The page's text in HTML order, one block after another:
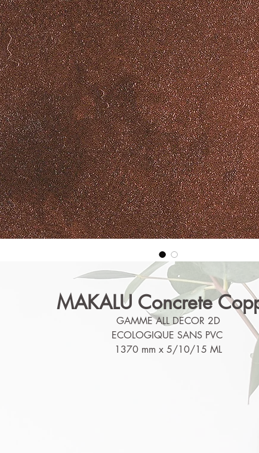
MAKALU Concrete
GAMME ALL DECOR 2D
ECOLOGIQUE SANS PVC
1370 mm x 5/10/15 ML